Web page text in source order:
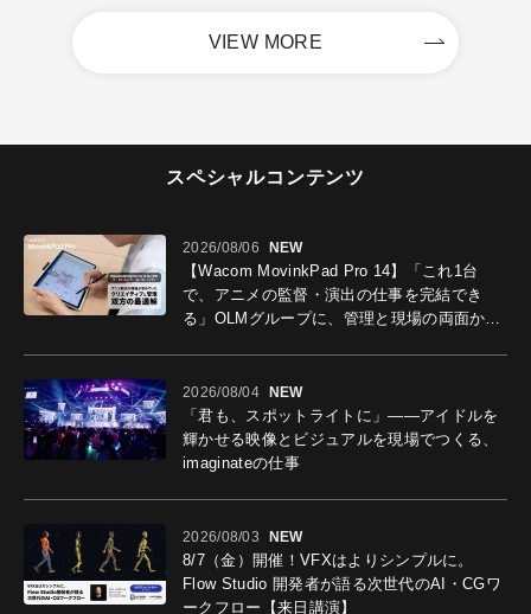
VIEW MORE
スペシャルコンテンツ
2026/08/06 NEW
【Wacom MovinkPad Pro 14】「これ1台
で、アニメの監督・演出の仕事を完結でき
る」OLMグループに、管理と現場の両面から
2026/08/04 NEW
「君も、スポットライトに」――アイドルを
輝かせる映像とビジュアルを現場でつくる、
imaginateの仕事
2026/08/03 NEW
8/7（金）開催！VFXはよりシンプルに。
Flow Studio 開発者が語る次世代のAI・CGワ
ークフロー【来日講演】